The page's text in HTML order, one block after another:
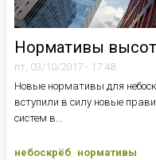
Нормативы
пт, 03/10/2017 - 17:48
Новые нормативы для
вступили в силу новые
систем в...
небоскрёб нормативы